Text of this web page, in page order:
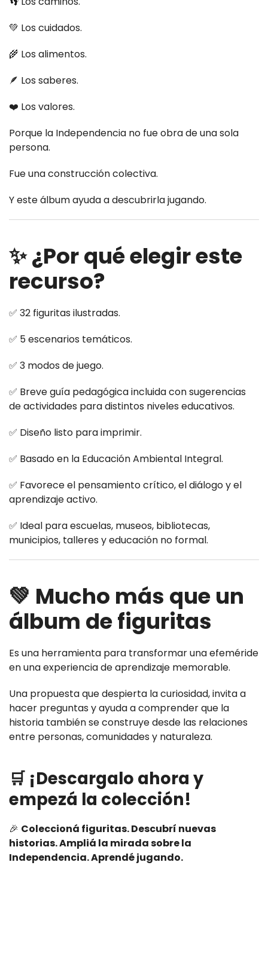
💚 Los cuidados.
🌾 Los alimentos.
🪶 Los saberes.
❤️ Los valores.
Porque la Independencia no fue obra de una sola
persona.
Fue una construcción colectiva.
Y este álbum ayuda a descubrirla jugando.
✨ ¿Por qué elegir este
recurso?
✅ 32 figuritas ilustradas.
✅ 5 escenarios temáticos.
✅ 3 modos de juego.
✅ Breve guía pedagógica incluida con sugerencias
de actividades para distintos niveles educativos.
✅ Diseño listo para imprimir.
✅ Basado en la Educación Ambiental Integral.
✅ Favorece el pensamiento crítico, el diálogo y el
aprendizaje activo.
✅ Ideal para escuelas, museos, bibliotecas,
municipios, talleres y educación no formal.
💚 Mucho más que un
álbum de figuritas
Es una herramienta para transformar una efeméride
en una experiencia de aprendizaje memorable.
Una propuesta que despierta la curiosidad, invita a
hacer preguntas y ayuda a comprender que la
historia también se construye desde las relaciones
entre personas, comunidades y naturaleza.
🛒 ¡Descargalo ahora y
empezá la colección!
🎉 Coleccioná figuritas. Descubrí nuevas
historias. Ampliá la mirada sobre la
Independencia. Aprendé jugando.